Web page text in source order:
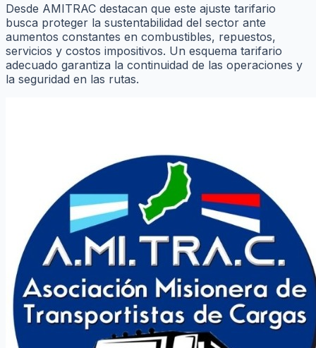
Desde AMITRAC destacan que este ajuste tarifario
busca proteger la sustentabilidad del sector ante
aumentos constantes en combustibles, repuestos,
servicios y costos impositivos. Un esquema tarifario
adecuado garantiza la continuidad de las operaciones y
la seguridad en las rutas.